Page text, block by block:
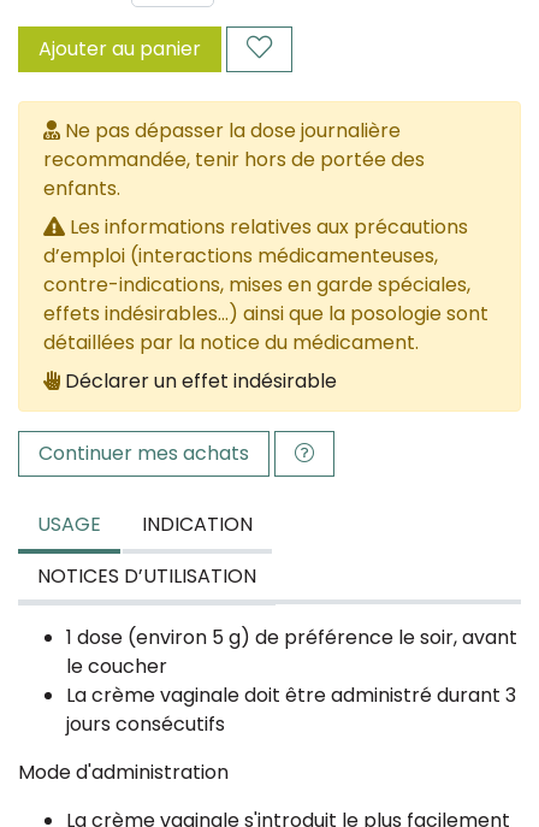
Ajouter au panier
Ne pas dépasser la dose journalière
recommandée, tenir hors de portée des
enfants.
Les informations relatives aux précautions
d’emploi (interactions médicamenteuses,
contre-indications, mises en garde spéciales,
effets indésirables...) ainsi que la posologie sont
détaillées par la notice du médicament.
Déclarer un effet indésirable
Continuer mes achats
USAGE
INDICATION
NOTICES D’UTILISATION
1 dose (environ 5 g) de préférence le soir, avant
le coucher
La crème vaginale doit être administré durant 3
jours consécutifs
Mode d'administration
La crème vaginale s'introduit le plus facilement